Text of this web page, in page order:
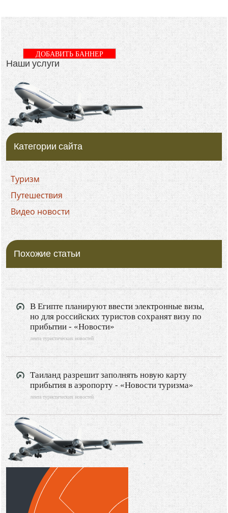
Наши услуги
ДОБАВИТЬ БАННЕР
Категории сайта
Туризм
Путешествия
Видео новости
Похожие статьи
В Египте планируют ввести электронные визы,
но для российских туристов сохранят визу по
прибытии - «Новости»
лента туристических новостей
Таиланд разрешит заполнять новую карту
прибытия в аэропорту - «Новости туризма»
лента туристических новостей